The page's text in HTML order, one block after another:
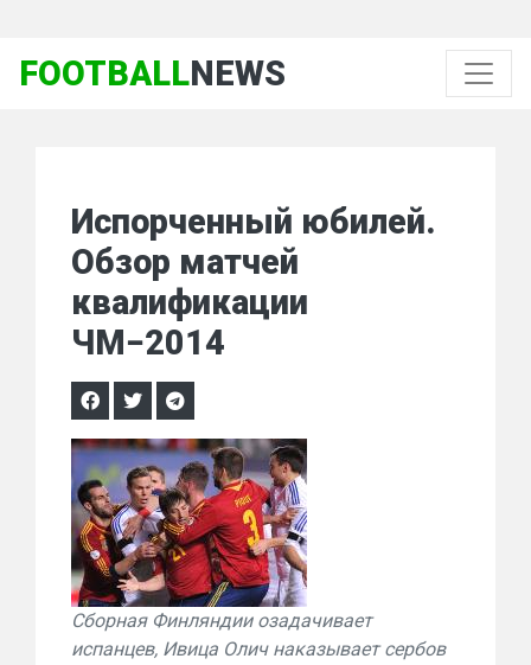
FOOTBALLNEWS
Испорченный юбилей.
Обзор матчей
квалификации
ЧМ−2014
Сборная Финляндии озадачивает
испанцев, Ивица Олич наказывает сербов